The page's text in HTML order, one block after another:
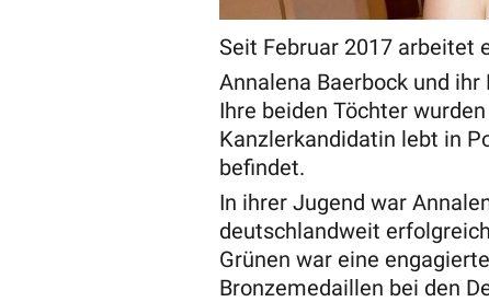
Seit Februar 2017 arbeitet
Annalena Baerbock und
Ihre beiden Töchter
Kanzlerkandidatin lebt in
befindet.
In ihrer Jugend war
deutschlandweit
Grünen war eine
Bronzemedaillen bei den